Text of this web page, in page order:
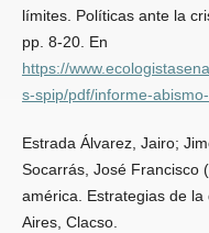
límites. Políticas ante la
pp. 8-20. En
https://
s-spip/pdf/informe-
Estrada Álvarez, Jairo;
Socarrás, José Francisco
américa. Estrategias de
Aires, Clacso.